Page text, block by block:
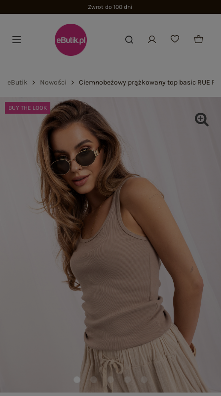
Zwrot do 100 dni
eButik Nowości Ciemnobeżowy prążkowany top basic RUE
BUY THE LOOK